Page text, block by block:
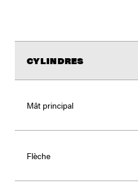
CYLINDRES
Mât principal
Flèche